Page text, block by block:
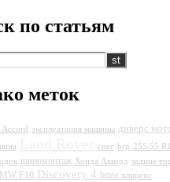
по статьям
меток
Accord эксплуатация машины диверс
снег brp 255/55
шиномонтаж Хонда Аккорд задние
F10 Discovery 4 bmw клиренс